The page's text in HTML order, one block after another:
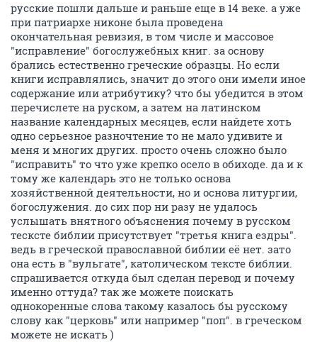
русские пошли дальше и раньше еще в 14 веке. а уже
при патриархе никоне была проведена
окончательная ревизия, в том числе и массовое
"исправление" богослужебных книг. за основу
брались естественно греческие образцы. Но если
книги исправлялись, значит до этого они имели иное
содержание или атрибутику? что бы убедится в этом
перечислете на руском, а затем на латинском
название календарных месяцев, если найдете хоть
одно серьезное разночтение то не мало удивите и
меня и многих других. просто очень сложно было
"исправить" то что уже крепко осело в обиходе. да и к
тому же календарь это не только основа
хозяйственной деятельности, но и основа литургии,
богослужения. до сих пор ни разу не удалось
услышать внятного объяснения почему в русском
тесксте библии присутствует "третья книга ездры".
ведь в греческой православной библии её нет. зато
она есть в "вульгате", католическом тексте библии.
спрашивается откуда был сделан перевод и почему
именно оттуда? так же можете поискать
однокоренные слова такому казалось бы русскому
слову как "церковь" или например "поп". в греческом
можете не искать )